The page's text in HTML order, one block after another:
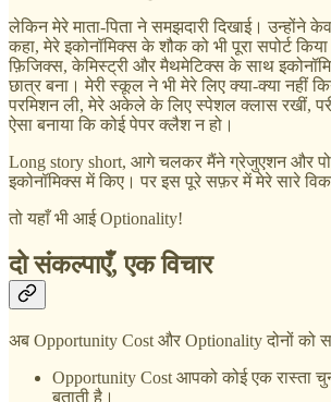
लेकिन मेरे माता-पिता ने समझदारी दिखाई। उन्होंने
कहा, मेरे इकोनॉमिक्स के शौक को भी पूरा सपोर्ट
फ़िजिक्स, केमिस्ट्री और मैथमेटिक्स के साथ
छात्र बना। मेरी स्कूल ने भी मेरे लिए क्या-क्या नहीं
परमिशन ली, मेरे अकेले के लिए स्पेशल क्लास रखीं,
ऐसा बनाया कि कोई पेपर क्लैश न हो।
Long story short, आगे चलकर मैंने ग्रेजुएशन और
इकोनॉमिक्स में किए। पर इस पूरे सफ़र में मेरे सारे
तो यहाँ भी आई Optionality!
दो संकल्पाएँ, एक विचार
अब Opportunity Cost और Optionality दोनों को
Opportunity Cost आपको कोई एक रास्ता
बताती है।